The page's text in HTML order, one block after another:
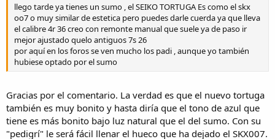
llego tarde ya tienes un sumo , el SEIKO TORTUGA Es como el skx
oo7 o muy similar de estetica pero puedes darle cuerda ya que lleva
el calibre 4r 36 creo con remonte manual que suele ya de paso ir
mejor ajustado quelo antiguos 7s 26
por aquí en los foros se ven mucho los padi , aunque yo también
hubiese optado por el sumo
Gracias por el comentario. La verdad es que el nuevo tortuga
también es muy bonito y hasta diría que el tono de azul que
tiene es más bonito bajo luz natural que el del sumo. Con su
"pedigrí" le será fácil llenar el hueco que ha dejado el SKX007.